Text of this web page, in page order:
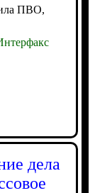
ПВО,
дела